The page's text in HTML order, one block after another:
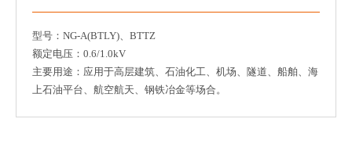
型号：NG-A(BTLY)、BTTZ
额定电压：0.6/1.0kV
主要用途：应用于高层建筑、石油化工、机场、隧道、船舶、海
上石油平台、航空航天、钢铁冶金等场合。